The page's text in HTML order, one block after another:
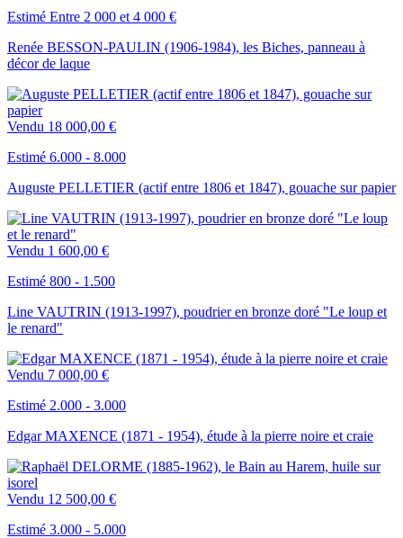
Estimé Entre 2 000 et 4 000 €
Renée BESSON-PAULIN (1906-1984), les Biches, panneau à
décor de laque
Vendu 18 000,00 €
Estimé 6.000 - 8.000
Auguste PELLETIER (actif entre 1806 et 1847), gouache sur papier
Vendu 1 600,00 €
Estimé 800 - 1.500
Line VAUTRIN (1913-1997), poudrier en bronze doré "Le loup et
le renard"
Vendu 7 000,00 €
Estimé 2.000 - 3.000
Edgar MAXENCE (1871 - 1954), étude à la pierre noire et craie
Vendu 12 500,00 €
Estimé 3.000 - 5.000